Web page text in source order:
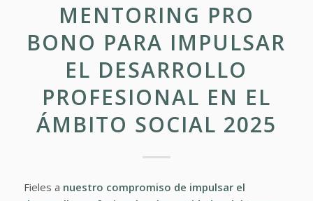
MENTORING PRO
BONO PARA IMPULSAR
EL DESARROLLO
PROFESIONAL EN EL
ÁMBITO SOCIAL 2025
Fieles a nuestro compromiso de impulsar el